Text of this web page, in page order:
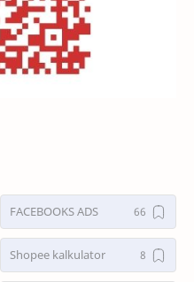
FACEBOOKS ADS
Shopee kalkulator